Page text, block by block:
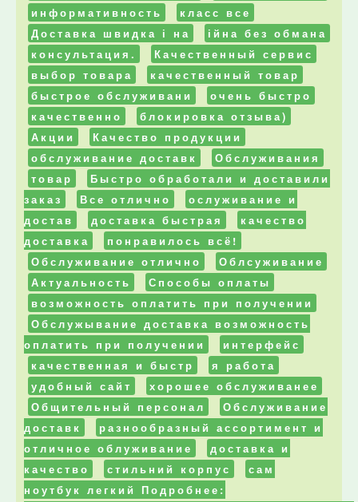
информативность
класс все
Доставка швидка і на
ійна без обмана
консультация.
Качественный сервис
выбор товара
качественный товар
быстрое обслуживани
очень быстро
качественно
блокировка отзыва)
Акции
Качество продукции
обслуживание доставк
Обслуживания
товар
Быстро обработали и доставили
заказ
Все отлично
ослуживание и
достав
доставка быстрая
качество
доставка
понравилось всё!
Обслуживание отлично
Облсуживание
Актуальность
Способы оплаты
возможность оплатить при получении
Обслужывание доставка возможность
оплатить при получении
интерфейс
качественная и быстр
я работа
удобный сайт
хорошее обслуживанее
Общительный персонал
Обслуживание
доставк
разнообразный ассортимент и
отличное облуживание
доставка и
качество
стильний корпус
сам
ноутбук легкий Подробнее: